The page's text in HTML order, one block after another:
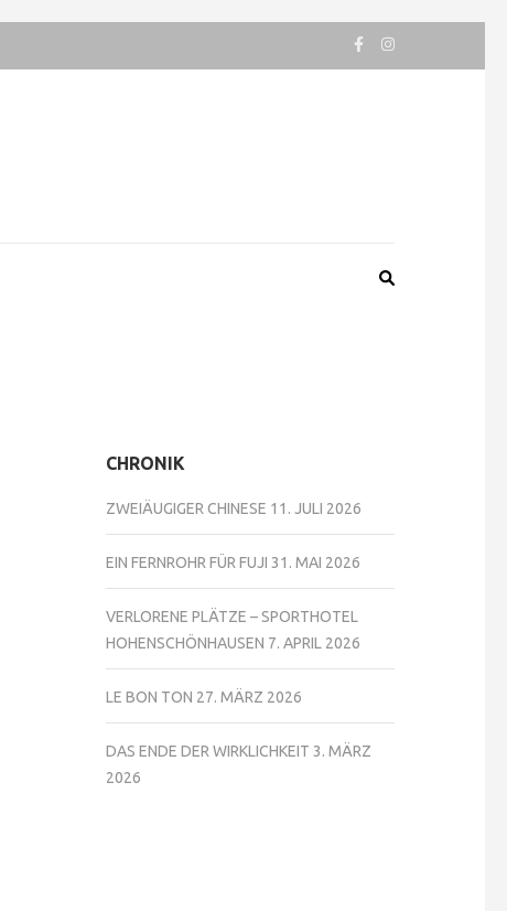
CHRONIK
ZWEIÄUGIGER CHINESE 11. JULI 2026
EIN FERNROHR FÜR FUJI 31. MAI 2026
VERLORENE PLÄTZE – SPORTHOTEL
HOHENSCHÖNHAUSEN 7. APRIL 2026
LE BON TON 27. MÄRZ 2026
DAS ENDE DER WIRKLICHKEIT 3. MÄRZ
2026